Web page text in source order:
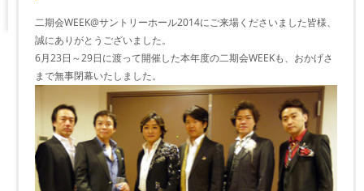
二期会WEEK@サントリーホール2014にご来場くださいました皆様、
誠にありがとうございました。
6月23日～29日に渡って開催した本年度の二期会WEEKも、おかげさ
まで無事閉幕いたしました。